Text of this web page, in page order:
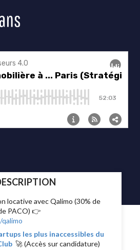
locative avec Qalimo (30% de
PACO) 👉
les plus inaccessibles du
🚀 (Accès sur candidature)